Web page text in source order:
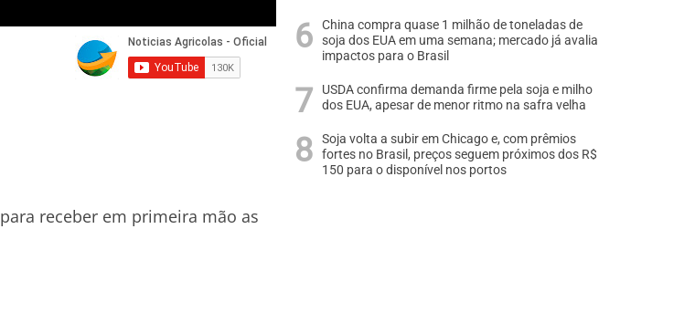
para receber em primeira mão as
China compra quase 1 milhão de toneladas de
soja dos EUA em uma semana; mercado já avalia
impactos para o Brasil
USDA confirma demanda firme pela soja e milho
dos EUA, apesar de menor ritmo na safra velha
Soja volta a subir em Chicago e, com prêmios
fortes no Brasil, preços seguem próximos dos R$
150 para o disponível nos portos